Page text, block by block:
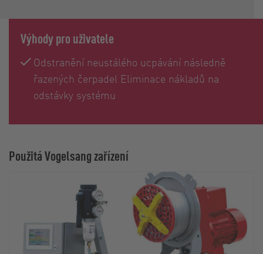
Výhody pro uživatele
Odstranění neustálého ucpávání následně
řazených čerpadel Eliminace nákladů na
odstávky systému
Použitá Vogelsang zařízení